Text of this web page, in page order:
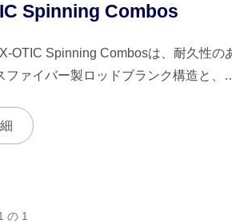
Spinning Combos
OTIC Spinning Combosは、耐久性の
ファイバー製ロッドブランク構造と、
を特徴としています。
の 1